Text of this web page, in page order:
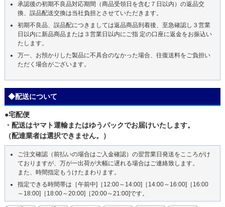
承認後の初期不良品対応期間（商品受領日を含む７日以内）の返品交
換、誤品配送交換は当社負担とさせていただきます。
初期不良品、誤品配につきましては返品商品到着後、至急確認し３営業
日以内に新品商品または３営業日以内にご指 定の口座に返金をお振込い
たします。
万一、お預かりした製品に不具合のなかった場合、往復送料をご負担い
ただく場合がございます。
◆配送について
●宅配便
・配送はヤマト運輸またはゆうパックでお届けいたします。
（配達業者は選択できません。）
ご注文確認（前払いの場合はご入金確認）の翌営業日発送をこころがけ
ておりますが、万が一出荷が大幅に遅れる場合はご連絡致します。
また、時間指定もうけたまわります。
指定できる時間帯は［午前中]［12:00～14:00]［14:00～16:00]［16:00
～18:00]［18:00～20:00]［20:00～21:00]です。